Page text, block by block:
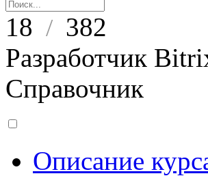
18 / 382
Разработчик
Справочник
Описание